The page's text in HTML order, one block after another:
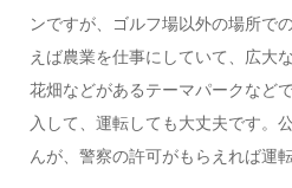
ンですが、ゴルフ場以外の場所で
えば農業を仕事にしていて、広大
花畑などがあるテーマパークなど
入して、運転しても大丈夫です。
んが、警察の許可がもらえれば運